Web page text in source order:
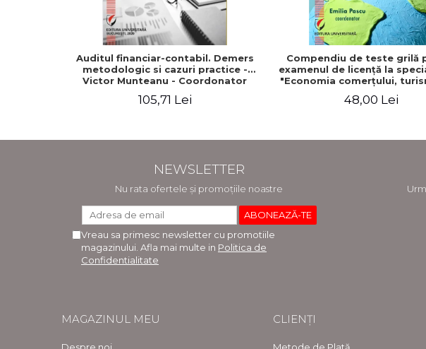
Auditul financiar-contabil. Demers
metodologic si cazuri practice -
Victor Munteanu - Coordonator
105,71 Lei
Compendiu de teste grilă
examenul de licenţă la
"Economia comerţului,
48,00 Lei
NEWSLETTER
Nu rata ofertele și promoțiile noastre
Vreau sa primesc newsletter cu promotiile
magazinului. Afla mai multe in Politica de
Confidentialitate
MAGAZINUL MEU CLIENȚI